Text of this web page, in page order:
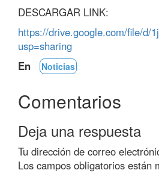
DESCARGAR LINK:
https://drive.google.com/file/d/
usp=sharing
En
Noticias
Comentarios
Deja una respuesta
Tu dirección de correo
Los campos obligatorios están